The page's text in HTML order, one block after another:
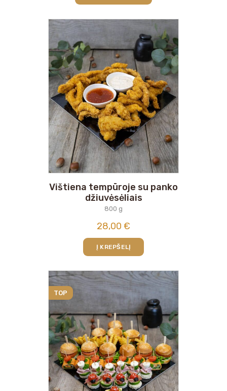
Vištiena tempūroje su panko
džiuvėsėliais
800 g
28,00 €
Į KREPŠELĮ
TOP